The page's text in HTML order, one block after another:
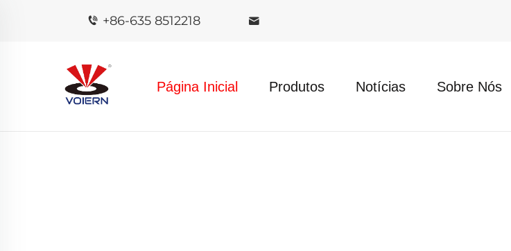
+86-635 8512218
Página Inicial Produtos Notícias Sobre Nós